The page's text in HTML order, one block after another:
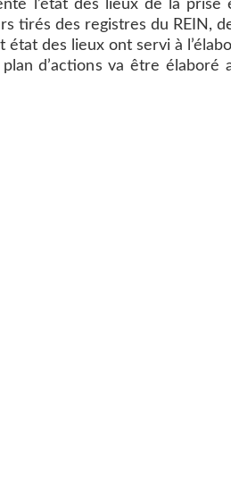
l’état des lieux de la
tirés des registres du REIN,
état des lieux ont servi à
d’actions va être